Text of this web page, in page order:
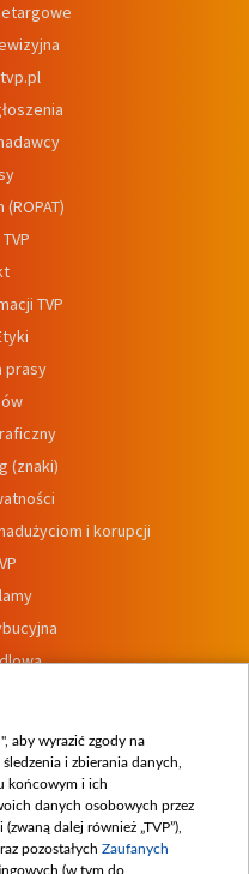
TVP
prasy
(znaki)
i korupcji
wewnętrznych
aby wyrazić zgody na
i zbierania danych,
końcowym i ich
danych osobowych przez
dalej również „TVP”),
pozostałych Zaufanych
(w tym do